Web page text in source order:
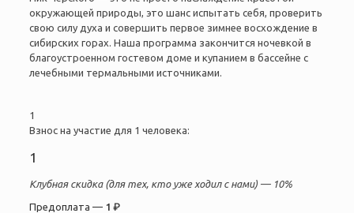
окружающей природы, это шанс испытать себя, проверить
свою силу духа и совершить первое зимнее восхождение в
сибирских горах. Наша программа закончится ночевкой в
благоустроенном гостевом доме и купанием в бассейне с
лечебными термальными источниками.
1
Взнос на участие для 1 человека:
1
Клубная скидка (для тех, кто уже ходил с нами) — 10%
Предоплата — 1 ₽